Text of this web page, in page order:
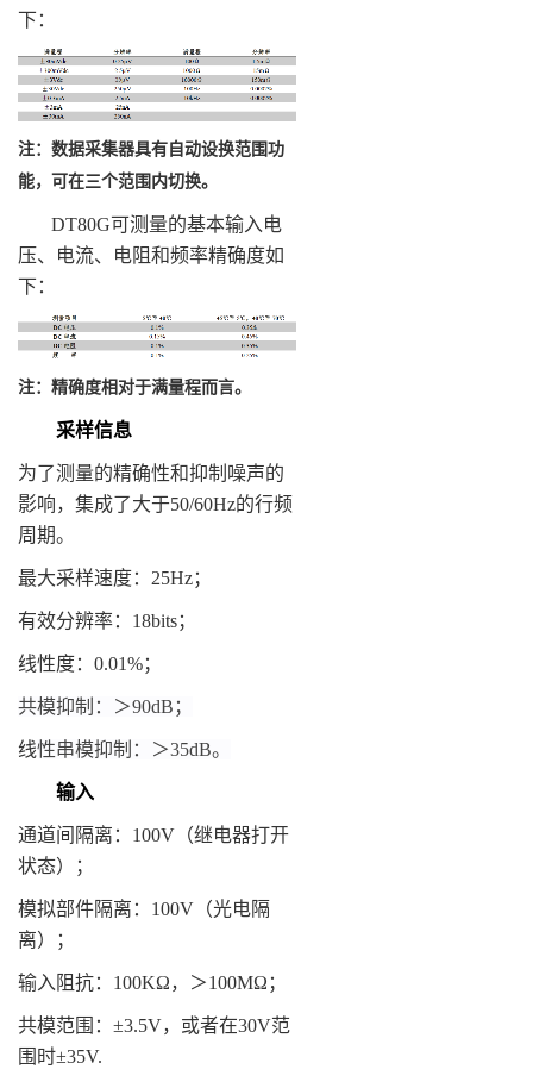
下：
注：数据采集器具有自动设换范围功
能，可在三个范围内切换。
DT80G可测量的基本输入电
压、电流、电阻和频率精确度如
下：
注：精确度相对于满量程而言。
采样信息
为了测量的精确性和抑制噪声的
影响，集成了大于50/60Hz的行频
周期。
最大采样速度：25Hz；
有效分辨率：18bits；
线性度：0.01%；
共模抑制：＞90dB；
线性串模抑制：＞35dB。
输入
通道间隔离：100V（继电器打开
状态）；
模拟部件隔离：100V（光电隔
离）；
输入阻抗：100KΩ，＞100MΩ；
共模范围：±3.5V，或者在30V范
围时±35V.